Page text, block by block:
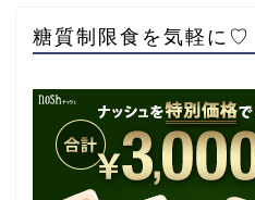
糖質制限食を気軽に♡